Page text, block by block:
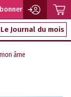
Le Journal du mois
âme